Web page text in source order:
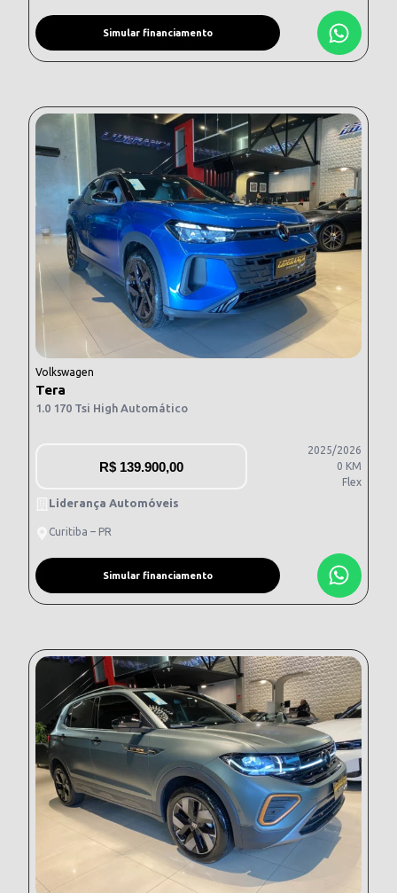
Simular financiamento
Volkswagen
Tera
1.0 170 Tsi High Automático
R$ 139.900,00
2025/2026
0 KM
Flex
Liderança Automóveis
Curitiba – PR
Simular financiamento